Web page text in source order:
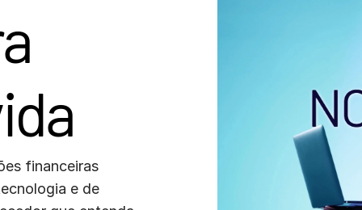
Saiba por que as empresas de mercados
cenário de investimentos alternativos
Conheça nossa plataforma
para compartilhamento seguro
deal globais, investimentos
&
Descubra como compartilhar
protegida, tornando a
Saiba como nossa plataforma e
que você navegue com
Saiba como a SS&C Intralinks atende aos
globais, de operação de deals e mercados
facilitando o compartilhamento seguro de
financeiras
e de